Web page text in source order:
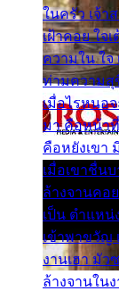
ในครัว เจ้า
เฝ้าคอย ใจ
ความใน ใจ
ท่ามความสุ
เมื่อไรหนอ
มา คือหน้าที่
คือหยังเขา
เมื่อเขาชื่น
ล้างจานคอ
เป็น ตำแหน่
เข้าพาขวัญ
งานเฮา มัว
ล้างจานใน